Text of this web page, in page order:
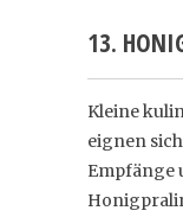
13.
Kleine
eignen
Empfänge